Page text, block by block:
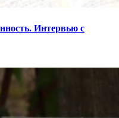
Интервью с